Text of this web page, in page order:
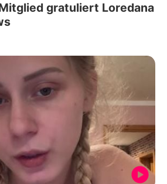
gratuliert Loredana